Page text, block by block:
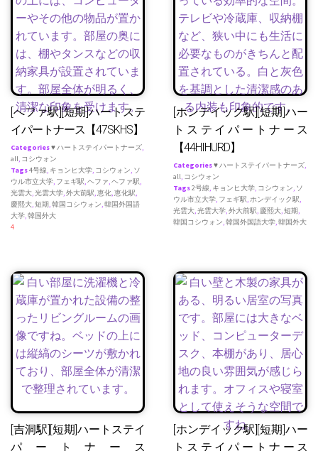
[へファ駅][短期]ハートステ
イパートナース【47SKHS】
Categories♥ ハートステイパートナーズ,
all, コシウォン
Tags4号線, キョンヒ大学, コシウォン, ソ
ウル市立大学, フェギ駅,ヘファ,ヘファ駅,
光雲大,光雲大学,外大前駅,恵化,恵化駅,
慶熙大,短期,韓国コシウォン,韓国外国語
大学,韓国外大
4
[ホンデイック駅][短期]ハー
トステイパートナース
【44HIHURD】
Categories♥ ハートステイパートナーズ,
all, コシウォン
Tags2号線, キョンヒ大学, コシウォン, ソ
ウル市立大学, フェギ駅,ホンデイック駅,
光雲大,光雲大学,外大前駅, 慶熙大,短期,
韓国コシウォン,韓国外国語大学,韓国外大
[吉洞駅][短期]ハートステイ
パートナース
[ホンデイック駅][短期]ハー
トステイパートナース